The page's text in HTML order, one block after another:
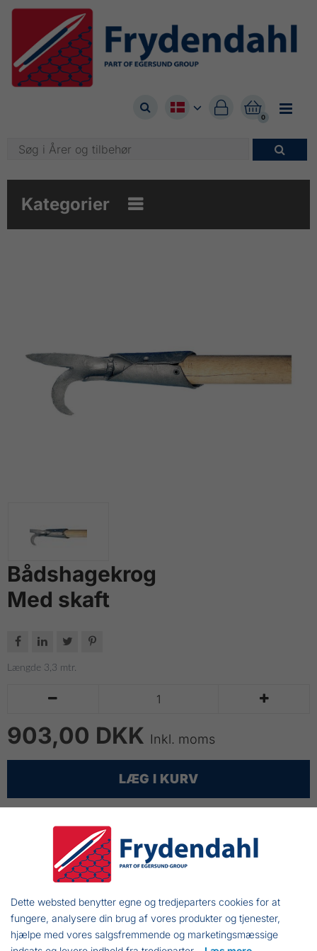


0


Kategorier 
Bådshagekrog
Med skaft
   
Længde 3,3 mtr.
 
903,00 DKK Inkl. moms
LÆG I KURV
Bådshagekrog med skaft
Komplet bådshage består af bådshage krog
påmonteret træskaft
Bådshagen er et uundværlig redskab ombord på
kutteren.
Benyttes i forbindelse med indhaling af bøjer og
Dette websted benytter egne og tredjeparters cookies for at
fungere, analysere din brug af vores produkter og tjenester,
hjælpe med vores salgsfremmende og marketingsmæssige